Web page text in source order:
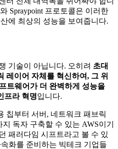
Spraypoint 프로토콜은 이러한
에 최상의 성능을 보여줍니다.
기술이 아닙니다. 오히려 초대
레이어 자체를 혁신하여, 그 위
트웨어가 더 완벽하게 성능을
프라 혁명입니다.
칩부터 서버, 네트워크 패브릭
독자 구축할 수 있는 AWS이기
패러다임 시프트라고 볼 수 있
화를 준비하는 빅테크 기업들